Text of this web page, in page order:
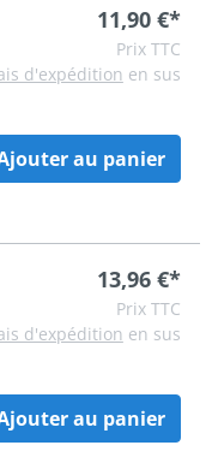
11,90 €*
Prix TTC
d'expédition en sus
au panier
13,96 €*
Prix TTC
d'expédition en sus
au panier